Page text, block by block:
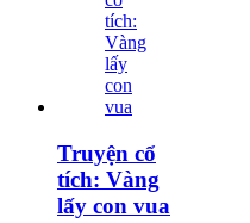
Truyện cổ
tích: Vàng
lấy con vua